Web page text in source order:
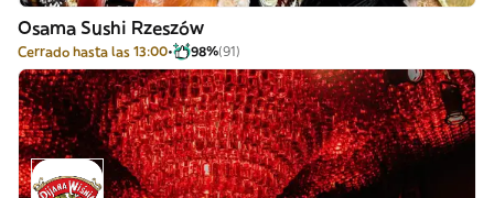
Osama Sushi Rzeszów
Cerrado hasta las 13:00 98%(91)